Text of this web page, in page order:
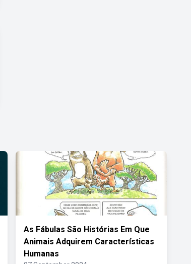
As Fábulas São Histórias Em Que
Animais Adquirem Características
Humanas